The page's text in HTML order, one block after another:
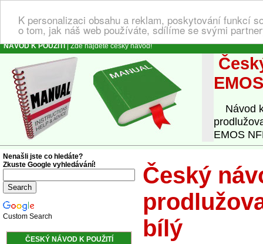
K personalizaci obsahu a reklam, poskytování funkcí
o tom, jak náš web používáte, sdílíme se svými
NÁVOD K POUŽITÍ| Zde najdete český návod!
Návod k
EMOS
Český
bílý
Nenašli jste co hledáte?
Zkuste Google vyhledávání!
Custom Search
ČESKÝ NÁVOD K POUŽITÍ